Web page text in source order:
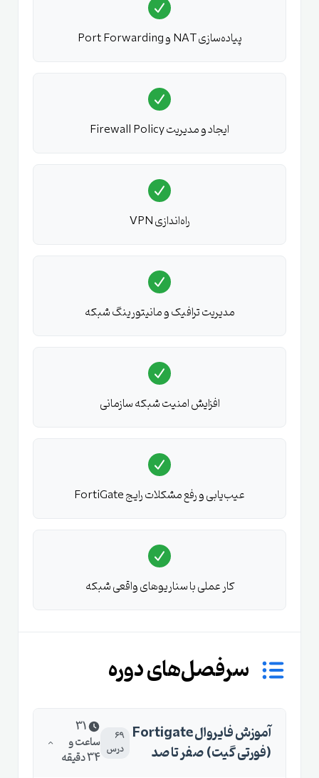
پیاده‌سازی NAT و Port Forwarding
ایجاد و مدیریت Firewall Policy
راه‌اندازی VPN
مدیریت ترافیک و مانیتورینگ شبکه
افزایش امنیت شبکه سازمانی
عیب‌یابی و رفع مشکلات رایج FortiGate
کار عملی با سناریوهای واقعی شبکه
سرفصل‌های دوره
آموزش فایروال Fortigate
(فورتی گیت) صفر تا صد
69
درس
31
ساعت و
34 دقیقه